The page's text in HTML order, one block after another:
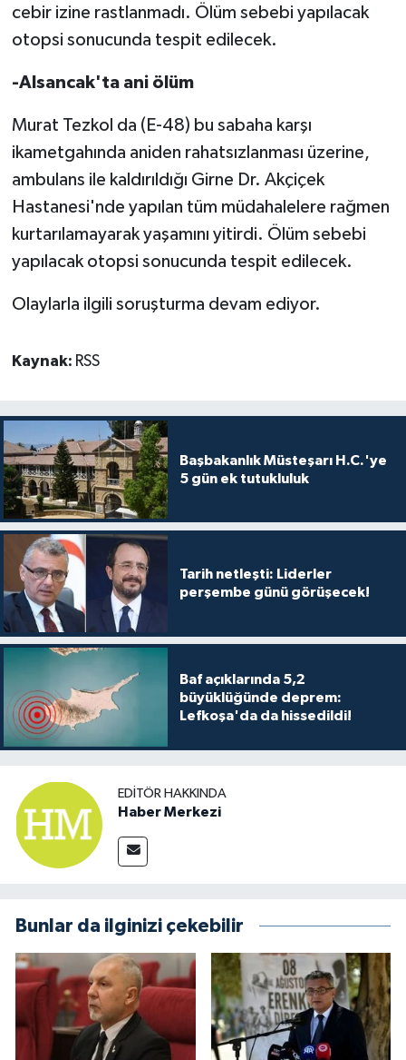
cebir izine rastlanmadı. Ölüm sebebi yapılacak
otopsi sonucunda tespit edilecek.
-Alsancak'ta ani ölüm
Murat Tezkol da (E-48) bu sabaha karşı
ikametgahında aniden rahatsızlanması üzerine,
ambulans ile kaldırıldığı Girne Dr. Akçiçek
Hastanesi'nde yapılan tüm müdahalelere rağmen
kurtarılamayarak yaşamını yitirdi. Ölüm sebebi
yapılacak otopsi sonucunda tespit edilecek.
Olaylarla ilgili soruşturma devam ediyor.
Kaynak: RSS
Başbakanlık Müsteşarı H.C.'ye
5 gün ek tutukluluk
Tarih netleşti: Liderler
perşembe günü görüşecek!
Baf açıklarında 5,2
büyüklüğünde deprem:
Lefkoşa'da da hissedildi!
EDITÖR HAKKINDA
Haber Merkezi
Bunlar da ilginizi çekebilir
SAĞLIK
TATLISU
TEKNOLOJİ
TİCARET
YAŞAM